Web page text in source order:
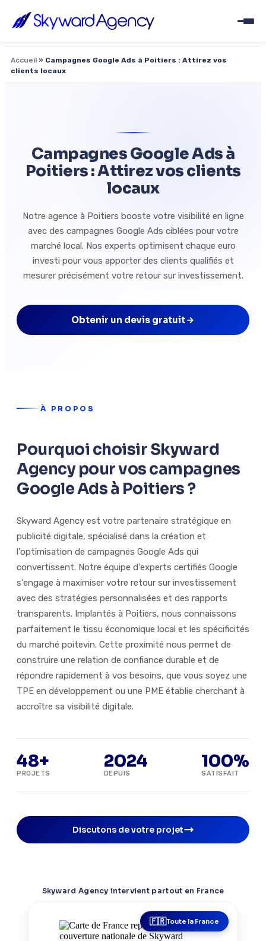
Accueil » Campagnes Google Ads à Poitiers : Attirez vos
clients locaux
Campagnes Google Ads à
Poitiers : Attirez vos clients
locaux
Notre agence à Poitiers booste votre visibilité en ligne
avec des campagnes Google Ads ciblées pour votre
marché local. Nos experts optimisent chaque euro
investi pour vous apporter des clients qualifiés et
mesurer précisément votre retour sur investissement.
Obtenir un devis gratuit
À PROPOS
Pourquoi choisir Skyward
Agency pour vos campagnes
Google Ads à Poitiers ?
Skyward Agency est votre partenaire stratégique en
publicité digitale, spécialisé dans la création et
l'optimisation de campagnes Google Ads qui
convertissent. Notre équipe d'experts certifiés Google
s'engage à maximiser votre retour sur investissement
avec des stratégies personnalisées et des rapports
transparents. Implantés à Poitiers, nous connaissons
parfaitement le tissu économique local et les spécificités
du marché poitevin. Cette proximité nous permet de
construire une relation de confiance durable et de
répondre rapidement à vos besoins, que vous soyez une
TPE en développement ou une PME établie cherchant à
accroître sa visibilité digitale.
48+
PROJETS
2024
DEPUIS
100%
SATISFAIT
Discutons de votre projet
Skyward Agency intervient partout en France
Toute la France